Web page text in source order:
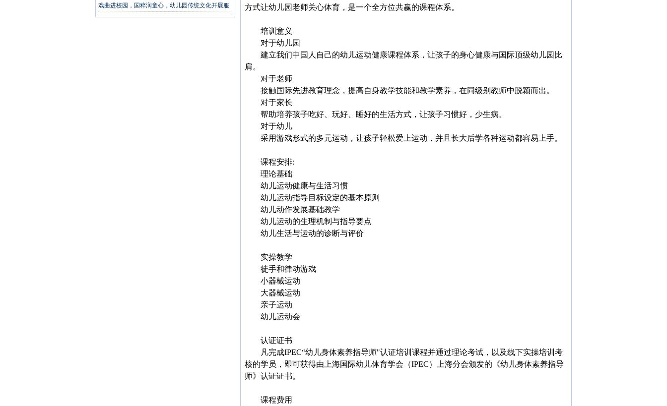
戏曲进校园，国粹润童心，幼儿园传统文化开展服
方式让幼儿园老师关心体育，是一个全方位共赢的课程体系。
培训意义
对于幼儿园
建立我们中国人自己的幼儿运动健康课程体系，让孩子的身心健康与国际顶级幼儿园比
肩。
对于老师
接触国际先进教育理念，提高自身教学技能和教学素养，在同级别教师中脱颖而出。
对于家长
帮助培养孩子吃好、玩好、睡好的生活方式，让孩子习惯好，少生病。
对于幼儿
采用游戏形式的多元运动，让孩子轻松爱上运动，并且长大后学各种运动都容易上手。
课程安排:
理论基础
幼儿运动健康与生活习惯
幼儿运动指导目标设定的基本原则
幼儿动作发展基础教学
幼儿运动的生理机制与指导要点
幼儿生活与运动的诊断与评价
实操教学
徒手和律动游戏
小器械运动
大器械运动
亲子运动
幼儿运动会
认证证书
凡完成IPEC“幼儿身体素养指导师"认证培训课程并通过理论考试，以及线下实操培训考
核的学员，即可获得由上海国际幼儿体育学会（IPEC）上海分会颁发的《幼儿身体素养指导
师》认证证书。
课程费用